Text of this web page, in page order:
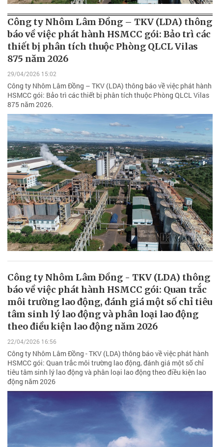
Công ty Nhôm Lâm Đồng – TKV (LDA) thông
báo về việc phát hành HSMCC gói: Bảo trì các
thiết bị phân tích thuộc Phòng QLCL Vilas
875 năm 2026
29/04/2026 15:02
Công ty Nhôm Lâm Đồng – TKV (LDA) thông báo về việc phát hành
HSMCC gói: Bảo trì các thiết bị phân tích thuộc Phòng QLCL Vilas
875 năm 2026.
Công ty Nhôm Lâm Đồng - TKV (LDA) thông
báo về việc phát hành HSMCC gói: Quan trắc
môi trường lao động, đánh giá một số chỉ tiêu
tâm sinh lý lao động và phân loại lao động
theo điều kiện lao động năm 2026
22/04/2026 16:56
Công ty Nhôm Lâm Đồng - TKV (LDA) thông báo về việc phát hành
HSMCC gói: Quan trắc môi trường lao động, đánh giá một số chỉ
tiêu tâm sinh lý lao động và phân loại lao động theo điều kiện lao
động năm 2026